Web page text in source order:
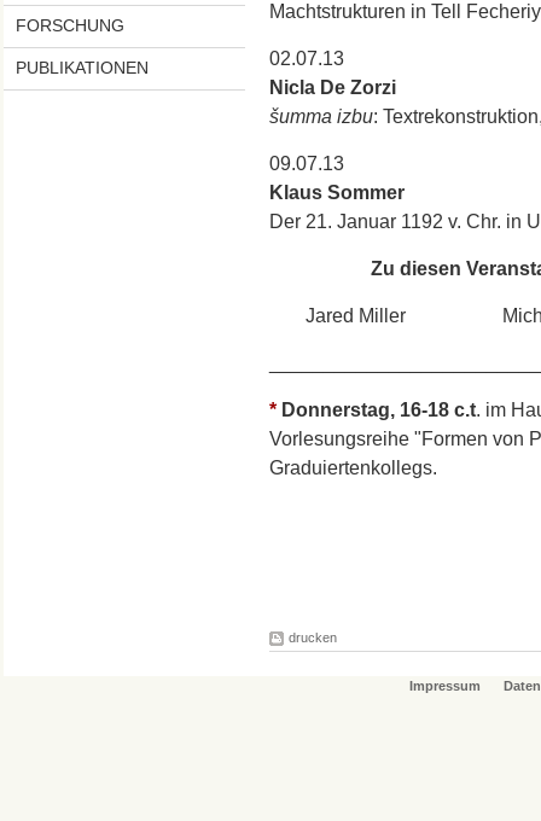
FORSCHUNG
PUBLIKATIONEN
Machtstrukturen in Tell
02.07.13
Nicla De Zorzi
šumma izbu:
09.07.13
Klaus Sommer
Der 21. Januar 1192 v. Chr. in
Zu diesen
Jared Miller
* Donnerstag, 16-18 c.t. im
Vorlesungsreihe "Formen von
Graduiertenkollegs.
drucken
Impressum